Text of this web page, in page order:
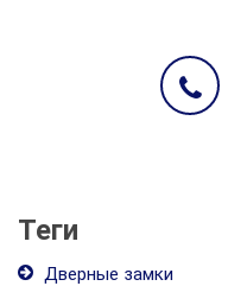
Теги
Дверные замки